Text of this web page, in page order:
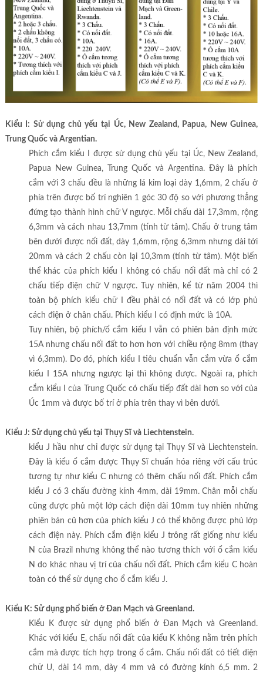
Kiểu I: Sử dụng chủ yếu tại Úc, New Zealand, Papua, New Guinea,
Trung Quốc và Argentian.
Phích cắm kiểu I được sử dụng chủ yếu tại Úc, New Zealand,
Papua New Guinea, Trung Quốc và Argentina. Đây là phích
cắm với 3 chấu đều là những lá kim loại dày 1,6mm, 2 chấu ở
phía trên được bố trí nghiên 1 góc 30 độ so với phương thẳng
đứng tạo thành hình chữ V ngược. Mỗi chấu dài 17,3mm, rộng
6,3mm và cách nhau 13,7mm (tính từ tâm). Chấu ở trung tâm
bên dưới được nối đất, dày 1,6mm, rộng 6,3mm nhưng dài tới
20mm và cách 2 chấu còn lại 10,3mm (tính từ tâm). Một biến
thể khác của phích kiểu I không có chấu nối đất mà chỉ có 2
chấu tiếp điện chữ V ngược. Tuy nhiên, kể từ năm 2004 thì
toàn bộ phích kiểu chữ I đều phải có nối đất và có lớp phủ
cách điện ở chân chấu. Phích kiểu I có định mức là 10A.
Tuy nhiên, bộ phích/ổ cắm kiểu I vẫn có phiên bản định mức
15A nhưng chấu nối đất to hơn hơn với chiều rộng 8mm (thay
vì 6,3mm). Do đó, phích kiểu I tiêu chuẩn vẫn cắm vừa ổ cắm
kiểu I 15A nhưng ngược lại thì không được. Ngoài ra, phích
cắm kiểu I của Trung Quốc có chấu tiếp đất dài hơn so với của
Úc 1mm và được bố trí ở phía trên thay vì bên dưới.
Kiểu J: Sử dụng chủ yếu tại Thụy Sĩ và Liechtenstein.
kiểu J hầu như chỉ được sử dụng tại Thụy Sĩ và Liechtenstein.
Đây là kiểu ổ cắm được Thụy Sĩ chuẩn hóa riêng với cấu trúc
tương tự như kiểu C nhưng có thêm chấu nối đất. Phích cắm
kiểu J có 3 chấu đường kính 4mm, dài 19mm. Chân mỗi chấu
cũng được phủ một lớp cách điện dài 10mm tuy nhiên những
phiên bản cũ hơn của phích kiểu J có thể không được phủ lớp
cách điện này. Phích cắm điện kiểu J trông rất giống như kiểu
N của Brazil nhưng không thể nào tương thích với ổ cắm kiểu
N do khác nhau vị trí của chấu nối đất. Phích cắm kiểu C hoàn
toàn có thể sử dụng cho ổ cắm kiểu J.
Kiểu K: Sử dụng phổ biến ở Đan Mạch và Greenland.
Kiểu K được sử dụng phổ biến ở Đan Mạch và Greenland.
Khác với kiểu E, chấu nối đất của kiểu K không nằm trên phích
cắm mà được tích hợp trong ổ cắm. Chấu nối đất có tiết diện
chữ U, dài 14 mm, dày 4 mm và có đường kính 6,5 mm. 2